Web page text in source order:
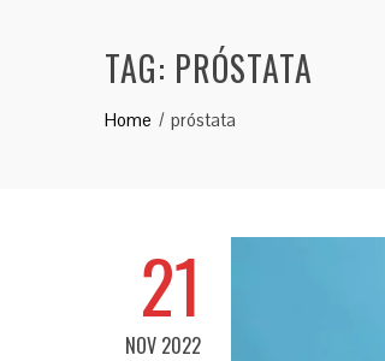
TAG: PRÓSTATA
Home próstata
21
NOV 2022